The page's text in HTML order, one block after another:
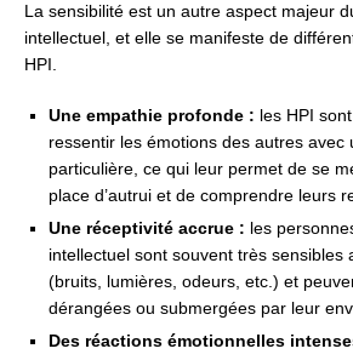
La sensibilité est un autre aspect majeur
intellectuel, et elle se manifeste de
HPI.
Une empathie profonde : les HPI
ressentir les émotions des autres avec
particulière, ce qui leur permet de se
place d’autrui et de comprendre leurs
Une réceptivité accrue : les
intellectuel sont souvent très sensibles
(bruits, lumières, odeurs, etc.) et
dérangées ou submergées par leur
Des réactions émotionnelles